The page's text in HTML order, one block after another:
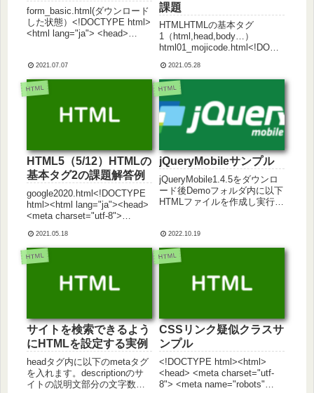
form_basic.html(ダウンロード
した状態）<!DOCTYPE html>
<html lang="ja"> <head>
</head...
2021.07.07
課題
HTMLHTMLの基本タグ
1（html,head,body…）
html01_mojicode.html<!DOCT
<title>文字コードについて
</title> <meta charset="...
2021.05.28
HTML
HTML5（5/12）HTMLの
基本タグ2の課題解答例
google2020.html<!DOCTYPE
html><html lang="ja"><head>
<meta charset="utf-8">
ト10</title></head><bo...
2021.05.18
HTML
jQueryMobileサンプル
jQueryMobile1.4.5をダウンロ
ード後Demoフォルダ内に以下
HTMLファイルを作成し実行し
TYPE html><html><head>
<meta...
2022.10.19
HTML
サイトを検索できるよう
にHTMLを設定する実例
headタグ内に以下のmetaタグ
を入れます。descriptionのサ
イトの説明文部分の文字数は
HTML
CSSリンク疑似クラスサ
ンプル
<!DOCTYPE html><html>
<head> <meta charset="utf-
8"> <meta name="robots"